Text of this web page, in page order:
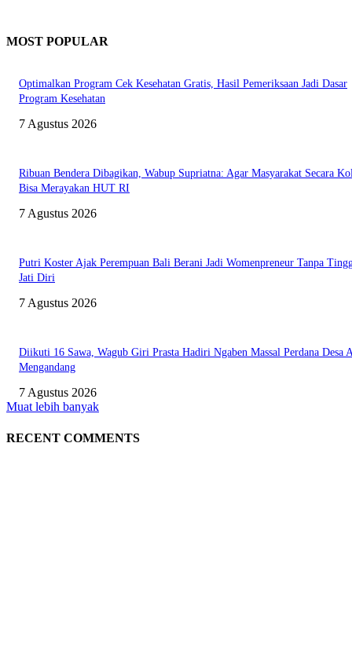
MOST POPULAR
Optimalkan Program Cek Kesehatan Gratis, Hasil Pemeriksaan Jadi Dasar
Program Kesehatan
7 Agustus 2026
Ribuan Bendera Dibagikan, Wabup Supriatna: Agar Masyarakat Secara
Bisa Merayakan HUT RI
7 Agustus 2026
Putri Koster Ajak Perempuan Bali Berani Jadi Womenpreneur Tanpa
Jati Diri
7 Agustus 2026
Diikuti 16 Sawa, Wagub Giri Prasta Hadiri Ngaben Massal Perdana Desa
Mengandang
7 Agustus 2026
Muat lebih banyak
RECENT COMMENTS